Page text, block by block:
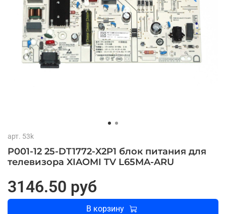
арт. 53k
P001-12 25-DT1772-X2P1 блок питания для
телевизора XIAOMI TV L65MA-ARU
3146.50 руб
В корзину